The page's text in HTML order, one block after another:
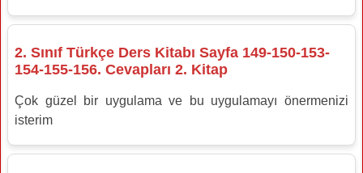
2. Sınıf Türkçe Ders Kitabı Sayfa 149-150-153-
154-155-156. Cevapları 2. Kitap
Çok güzel bir uygulama ve bu uygulamayı önermenizi
isterim